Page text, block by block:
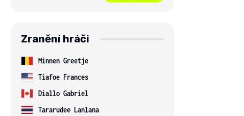
Zranění hráči
Minnen Greetje
Tiafoe Frances
Diallo Gabriel
Tararudee Lanlana